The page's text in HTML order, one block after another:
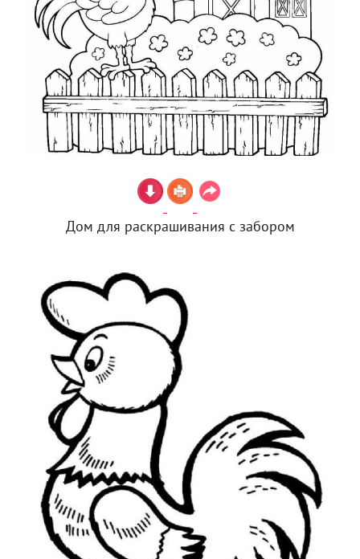
Дом для раскрашивания с забором